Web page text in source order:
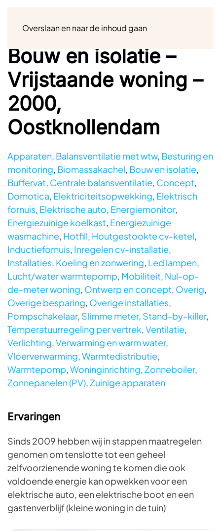
Overslaan en naar de inhoud gaan
Bouw en isolatie –
Vrijstaande woning –
2000,
Oostknollendam
Apparaten, Balansventilatie met wtw, Besturing en
monitoring, Biomassakachel, Bouw en isolatie,
Buffervat, Centrale balansventilatie, Concept,
Domotica, Elektriciteitsopwekking, Elektrisch
fornuis, Elektrische auto, Energiemonitor,
Energiezuinige koelkast, Energiezuinige
wasmachine, Hotfill, Houtgestookte cv-ketel,
Inductiefornuis, Inregelen cv-installatie,
Installaties, Koeling en zonwering, Led lampen,
Lucht/water warmtepomp, Mobiliteit, Nul-op-
de-meter woning, Ontwerp en concept, Overig,
Overige besparing, Overige installaties,
Pompschakelaar, Slimme meter, Stand-by-killer,
Temperatuurregeling per vertrek,Ventilatie,
Verlichting,Verwarming en warm water,
Vloerverwarming,Warmtedistributie,
Warmtepomp,Woninginrichting,Zonneboiler,
Zonnepanelen (PV),Zuinige apparaten
Ervaringen
Sinds 2009 hebben wij in stappen maatregelen
genomen om tenslotte tot een geheel
zelfvoorzienende woning te komen die ook
voldoende energie kan opwekken voor een
elektrische auto, een elektrische boot en een
gastenverblijf (kleine woning in de tuin)